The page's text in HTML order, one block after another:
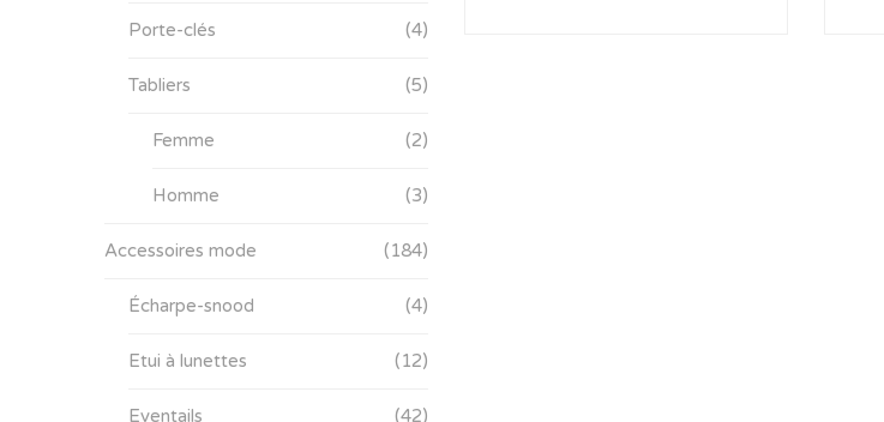
Porte-clés (4)
Tabliers (5)
Femme (2)
Homme (3)
Accessoires mode (184)
Écharpe-snood (4)
Etui à lunettes (12)
Eventails (42)